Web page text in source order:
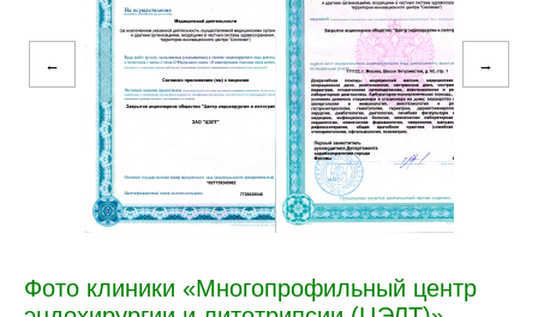
← →
Фото клиники «Многопрофильный центр